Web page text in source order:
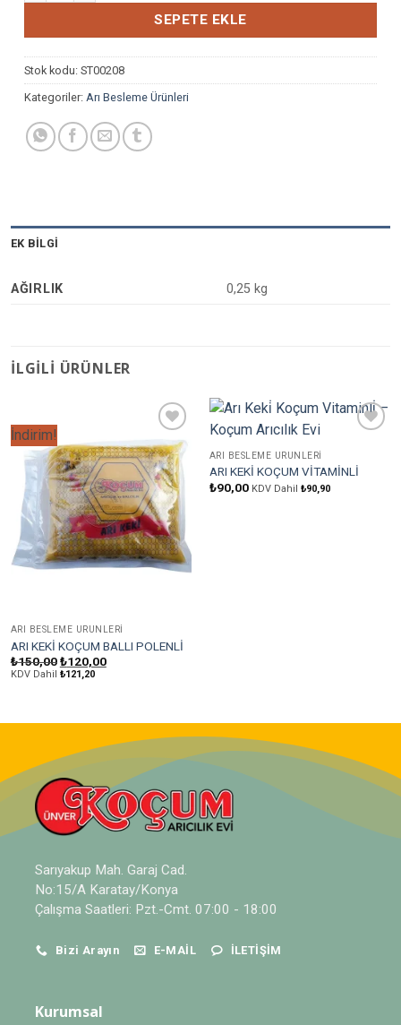
SEPETE EKLE
Stok kodu: ST00208
Kategoriler: Arı Besleme Ürünleri
EK BILGI
AĞIRLIK 0,25 kg
İLGILI ÜRÜNLER
İndirim!
Favorilere
Ekle
ARI BESLEME ÜRÜNLERI
ARI KEKİ KOÇUM BALLI POLENLİ
₺150,00 Orijinal
fiyat:
₺150,00.
₺120,00Şu
andaki
KDV Dahil ₺121,20
ARI BESLEME ÜRÜNLERI
ARI KEKİ KOÇUM VİTAMİNLİ
₺90,00 KDV Dahil ₺90,90
Sarıyakup Mah. Garaj Cad.
No:15/A Karatay/Konya
Çalışma Saatleri: Pzt.-Cmt. 07:00 - 18:00
Bizi Arayın E-MAIL İLETIŞIM
Kurumsal